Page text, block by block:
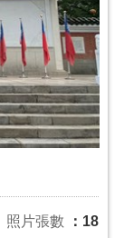
照片張數 ：18